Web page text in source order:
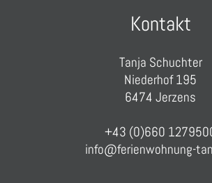
Kontakt
Tanja Schuchter
Niederhof 195
6474 Jerzens
+43 (0)660
info@ferienwohnung-